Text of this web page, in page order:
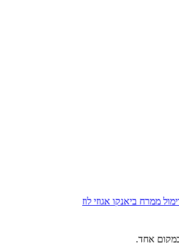
מול ממרח ביאנקו אגוזי לוז
במקום אחד.